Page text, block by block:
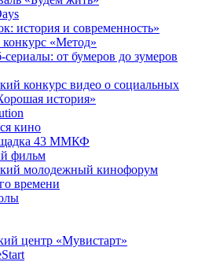
история и современность»
«Метод»
сериалы: от бумеров до зумеров
конкурс видео о социальных
история»
кино
43 ММКФ
фильм
молодежный кинофорум
времени
центр «Мувистарт»